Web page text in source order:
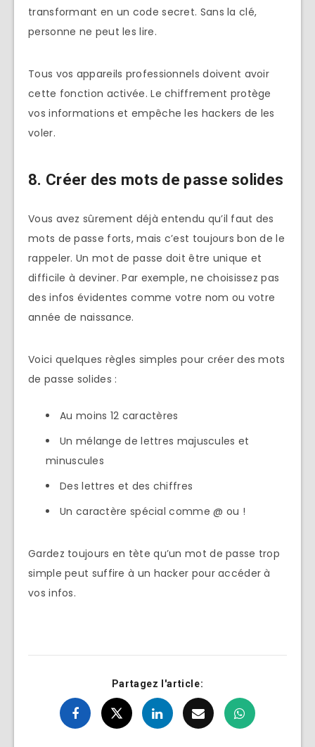
transformant en un code secret. Sans la clé,
personne ne peut les lire.
Tous vos appareils professionnels doivent avoir
cette fonction activée. Le chiffrement protège
vos informations et empêche les hackers de les
voler.
8. Créer des mots de passe solides
Vous avez sûrement déjà entendu qu’il faut des
mots de passe forts, mais c’est toujours bon de le
rappeler. Un mot de passe doit être unique et
difficile à deviner. Par exemple, ne choisissez pas
des infos évidentes comme votre nom ou votre
année de naissance.
Voici quelques règles simples pour créer des mots
de passe solides :
Au moins 12 caractères
Un mélange de lettres majuscules et
minuscules
Des lettres et des chiffres
Un caractère spécial comme @ ou !
Gardez toujours en tète qu’un mot de passe trop
simple peut suffire à un hacker pour accéder à
vos infos.
Partagez l'article: